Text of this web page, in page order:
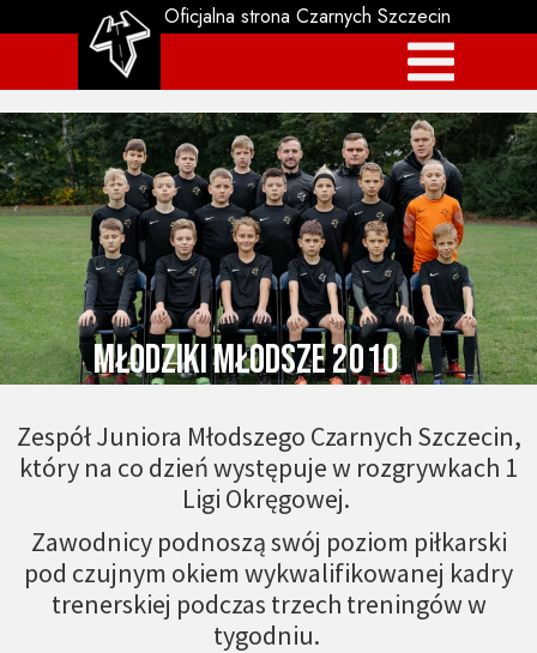
Zespół Juniora Młodszego Czarnych Szczecin,
który na co dzień występuje w rozgrywkach 1
Ligi Okręgowej.
Zawodnicy podnoszą swój poziom piłkarski
pod czujnym okiem wykwalifikowanej kadry
trenerskiej podczas trzech treningów w
tygodniu.
Młodziki Młodsze 2010
Oficjalna strona Czarnych Szczecin